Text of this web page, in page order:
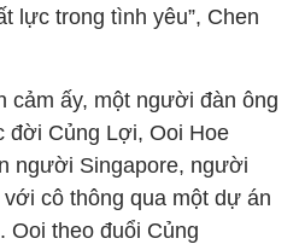
lực trong tình yêu”, Chen
cảm ấy, một người đàn ông
đời Củng Lợi, Ooi Hoe
người Singapore, người
cô thông qua một dự án
Ooi theo đuổi Củng